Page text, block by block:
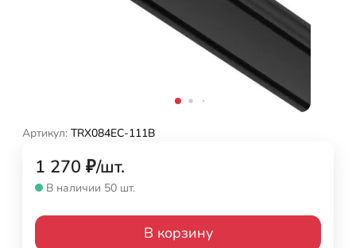
Артикул: TRX084EC-111B
1 270 ₽/шт.
В наличии 50 шт.
В корзину